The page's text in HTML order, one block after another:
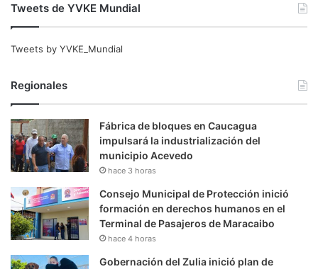
Tweets de YVKE Mundial
Tweets by YVKE_Mundial
Regionales
Fábrica de bloques en Caucagua
impulsará la industrialización del
municipio Acevedo
hace 3 horas
Consejo Municipal de Protección inició
formación en derechos humanos en el
Terminal de Pasajeros de Maracaibo
hace 4 horas
Gobernación del Zulia inició plan de